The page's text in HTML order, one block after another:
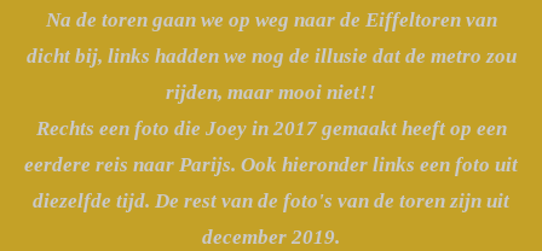
Na de toren gaan we op weg naar de Eiffeltoren van
dicht bij, links hadden we nog de illusie dat de metro zou
rijden, maar mooi niet!!
Rechts een foto die Joey in 2017 gemaakt heeft op een
eerdere reis naar Parijs. Ook hieronder links een foto uit
diezelfde tijd. De rest van de foto's van de toren zijn uit
december 2019.